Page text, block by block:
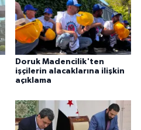
Doruk Madencilik'ten
işçilerin alacaklarına ilişkin
açıklama